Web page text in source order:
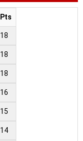
Pts
18
18
18
16
15
14